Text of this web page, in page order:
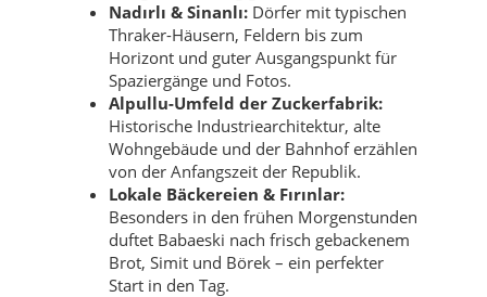
Nadırlı & Sinanlı: Dörfer mit typischen
Thraker-Häusern, Feldern bis zum
Horizont und guter Ausgangspunkt für
Spaziergänge und Fotos.
Alpullu-Umfeld der Zuckerfabrik:
Historische Industriearchitektur, alte
Wohngebäude und der Bahnhof erzählen
von der Anfangszeit der Republik.
Lokale Bäckereien & Fırınlar:
Besonders in den frühen Morgenstunden
duftet Babaeski nach frisch gebackenem
Brot, Simit und Börek – ein perfekter
Start in den Tag.